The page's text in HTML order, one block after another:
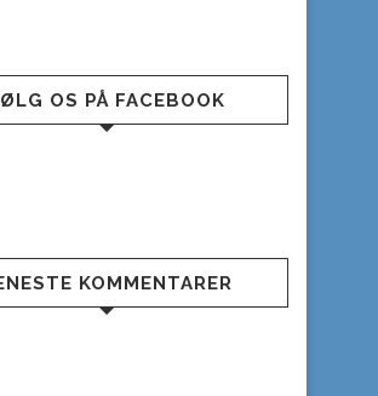
OS PÅ FACEBOOK
KOMMENTARER